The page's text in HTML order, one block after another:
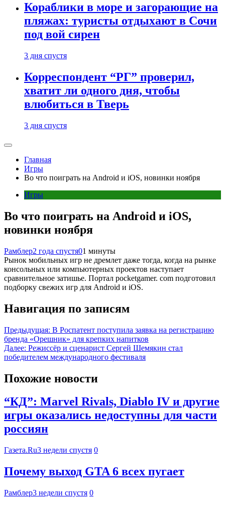
Кораблики в море и загорающие на
пляжах: туристы отдыхают в Сочи
под вой сирен
3 дня спустя
Корреспондент “РГ” проверил,
хватит ли одного дня, чтобы
влюбиться в Тверь
3 дня спустя
Главная
Игры
Во что поиграть на Android и iOS, новинки ноября
Игры
Во что поиграть на Android и iOS,
новинки ноября
Рамблер2 года спустя01 минуты
Рынок мобильных игр не дремлет даже тогда, когда на рынке
консольных или компьютерных проектов наступает
сравнительное затишье. Портал pocketgamer. com подготовил
подборку свежих игр для Android и iOS.
Навигация по записям
Предыдущая: В Роспатент поступила заявка на регистрацию
бренда «Орешник» для крепких напитков
Далее: Режиссёр и сценарист Сергей Шемякин стал
победителем международного фестиваля
Похожие новости
“КД”: Marvel Rivals, Diablo IV и другие
игры оказались недоступны для части
россиян
Газета.Ru3 недели спустя 0
Почему выход GTA 6 всех пугает
Рамблер3 недели спустя 0